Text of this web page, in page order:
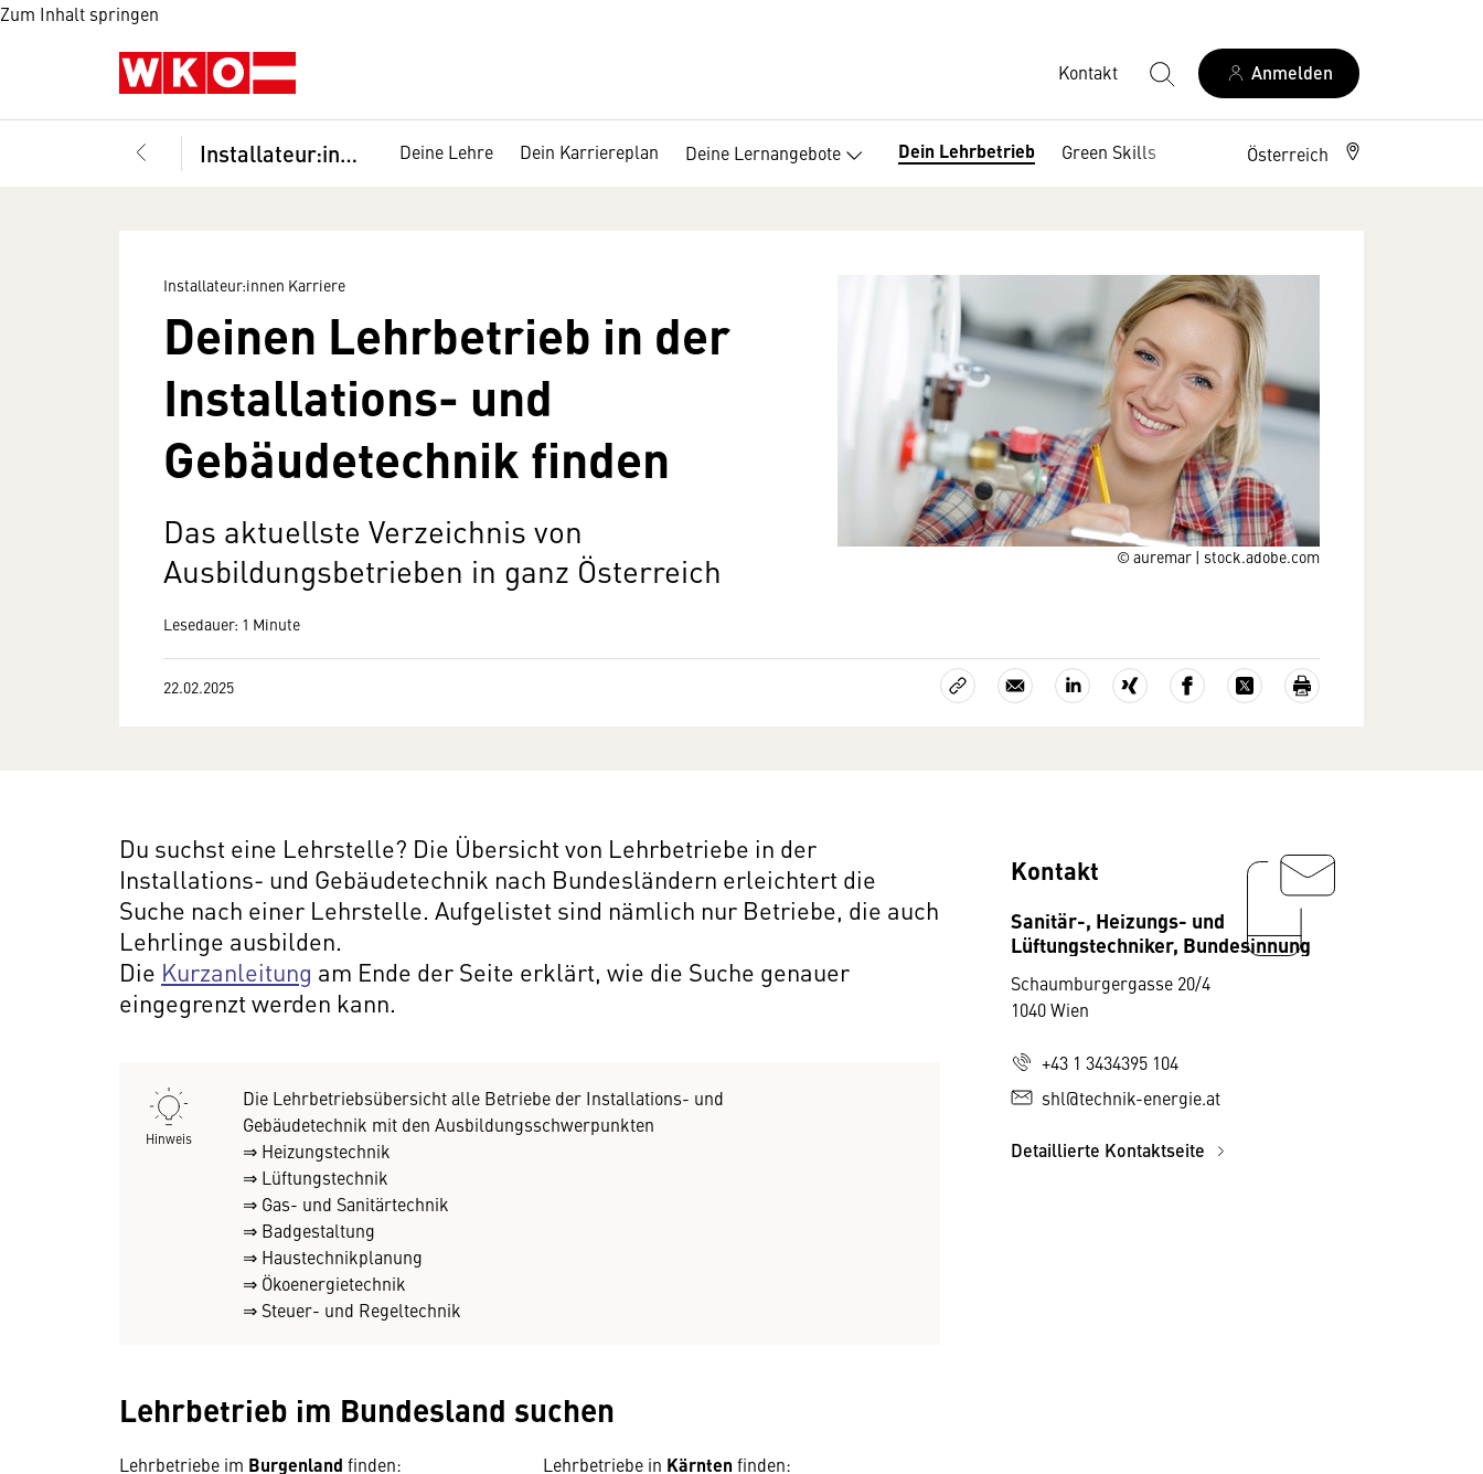
Zum Inhalt springen
Kontakt Anmelden
Installateur:innen Karriere Deine Lehre Dein Karriereplan Deine Lernangebote Dein Lehrbetrieb Green Skills WettbewerbeÖsterreich
© auremar | stock.adobe.com
Installateur:innen Karriere
Deinen Lehrbetrieb in der
Installations- und
Gebäudetechnik finden
Das aktuellste Verzeichnis von
Ausbildungsbetrieben in ganz Österreich
Lesedauer: 1 Minute
22.02.2025
Du suchst eine Lehrstelle? Die Übersicht von Lehrbetriebe in der
Installations- und Gebäudetechnik nach Bundesländern erleichtert die
Suche nach einer Lehrstelle. Aufgelistet sind nämlich nur Betriebe, die auch
Lehrlinge ausbilden.
Die Kurzanleitung am Ende der Seite erklärt, wie die Suche genauer
eingegrenzt werden kann.
Hinweis
Die Lehrbetriebsübersicht alle Betriebe der Installations- und
Gebäudetechnik mit den Ausbildungsschwerpunkten
⇒ Heizungstechnik
⇒ Lüftungstechnik
⇒ Gas- und Sanitärtechnik
⇒ Badgestaltung
⇒ Haustechnikplanung
⇒ Ökoenergietechnik
⇒ Steuer- und Regeltechnik
Lehrbetrieb im Bundesland suchen
Lehrbetriebe im Burgenland finden: Lehrbetriebe in Kärnten finden:
Kontakt
Sanitär-, Heizungs- und
Lüftungstechniker, Bundesinnung
Schaumburgergasse 20/4
1040 Wien
+43 1 3434395 104
shl@technik-energie.at
Detaillierte Kontaktseite